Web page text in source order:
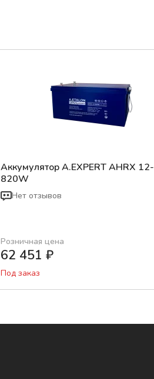
Аккумулятор A.EXPERT AHRX 12-
820W
Нет отзывов
Розничная цена
62 451 ₽
Под заказ